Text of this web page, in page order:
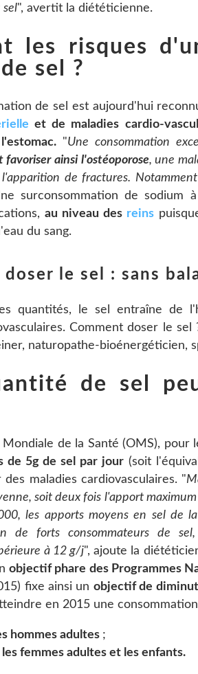
sel", avertit la diététicienne.
les risques
sel ?
de sel est aujourd'hui
et de maladies cardio-
"Une consommation
favoriser ainsi l'ostéoporose, une
de fractures. Notamment
surconsommation de sodium
au niveau des reins
du sang.
doser le sel : sans
quantités, le sel entraîne de
Comment doser le
naturopathe-bioénergéticien,
de sel
de la Santé (OMS), pour
de 5g de sel par jour (soit
maladies cardiovasculaires. "
soit deux fois l'apport
les apports moyens en sel de
de forts consommateurs de
à 12 g/j", ajoute la
objectif phare des Programmes
fixe ainsi un objectif de
en 2015 une
hommes adultes ;
femmes adultes et les enfants.